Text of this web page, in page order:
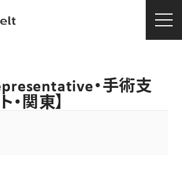
・手術支
関東】